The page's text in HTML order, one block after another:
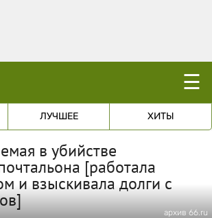
☰
ЛУЧШЕЕ ХИТЫ
в убийстве
[работала
и взыскивала долги с
архив 66.ru